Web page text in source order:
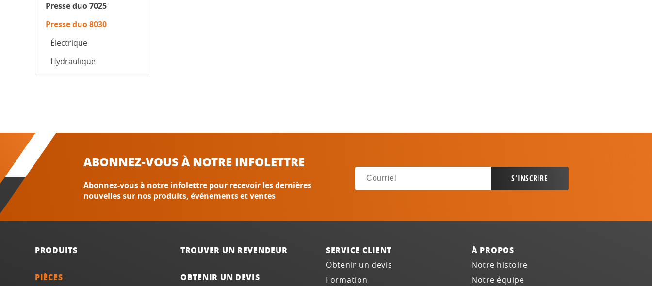
Presse duo 7025
Presse duo 8030
Électrique
Hydraulique
ABONNEZ-VOUS À NOTRE INFOLETTRE
Abonnez-vous à notre infolettre pour recevoir les dernières
nouvelles sur nos produits, événements et ventes
PRODUITS
PIÈCES
TROUVER UN REVENDEUR
OBTENIR UN DEVIS
SERVICE CLIENT
Obtenir un devis
Formation
À PROPOS
Notre histoire
Notre équipe